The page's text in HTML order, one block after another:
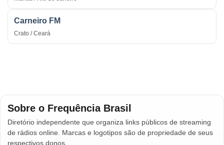
Carneiro FM
Crato / Ceará
Sobre o Frequência Brasil
Diretório independente que organiza links públicos de streaming
de rádios online. Marcas e logotipos são de propriedade de seus
respectivos donos.